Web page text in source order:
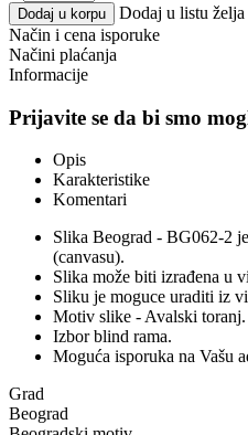
Dodaj u korpu
Dodaj u listu želja
Način i cena isporuke
Načini plaćanja
Informacije
Prijavite se da bi smo
Opis
Karakteristike
Komentari
Slika Beograd - BG062-2
(canvasu).
Slika može biti izrađena u
Sliku je moguce uraditi iz
Motiv slike - Avalski toranj.
Izbor blind rama.
Moguća isporuka na Vašu
Grad
Beograd